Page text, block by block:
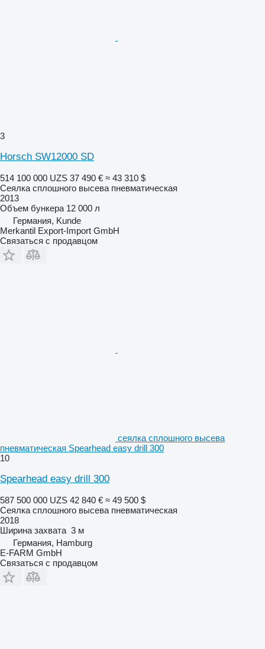
3
Horsch SW12000 SD
514 100 000 UZS 37 490 € ≈ 43 310 $
Сеялка сплошного высева пневматическая
2013
Объем бункера 12 000 л
Германия, Kunde
Merkantil Export-Import GmbH
Связаться с продавцом
сеялка сплошного высева
пневматическая Spearhead easy drill 300
10
Spearhead easy drill 300
587 500 000 UZS 42 840 € ≈ 49 500 $
Сеялка сплошного высева пневматическая
2018
Ширина захвата 3 м
Германия, Hamburg
E-FARM GmbH
Связаться с продавцом